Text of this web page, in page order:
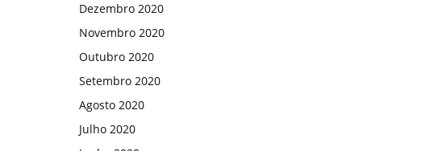
Dezembro 2020
Novembro 2020
Outubro 2020
Setembro 2020
Agosto 2020
Julho 2020